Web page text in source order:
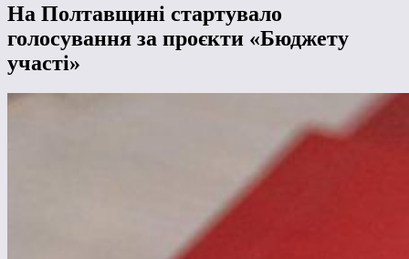
На Полтавщині стартувало
голосування за проєкти «Бюджету
участі»